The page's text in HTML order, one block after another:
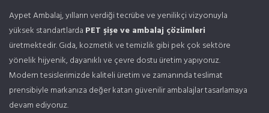
Aypet Ambalaj, yılların verdiği tecrübe ve yenilikçi vizyonuyla
yüksek standartlarda PET şişe ve ambalaj çözümleri
üretmektedir. Gıda, kozmetik ve temizlik gibi pek çok sektöre
yönelik hijyenik, dayanıklı ve çevre dostu üretim yapıyoruz.
Modern tesislerimizde kaliteli üretim ve zamanında teslimat
prensibiyle markanıza değer katan güvenilir ambalajlar tasarlamaya
devam ediyoruz.